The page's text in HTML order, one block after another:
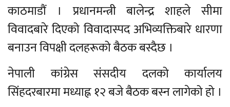
काठमाडौं । प्रधानमन्त्री बालेन्द्र शाहले सीमा
विवादबारे दिएको विवादास्पद अभिव्यक्तिबारे धारणा
बनाउन विपक्षी दलहरूको बैठक बस्दैछ ।
नेपाली कांग्रेस संसदीय दलको कार्यालय
सिंहदरबारमा मध्याह्न १२ बजे बैठक बस्न लागेको हो ।